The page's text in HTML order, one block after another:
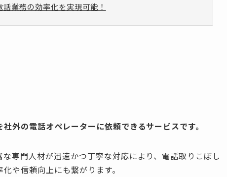
業務の効率化を実現可能！
外の電話オペレーターに依頼できるサービスです。
専門人材が迅速かつ丁寧な対応により、電話取りこぼし
や信頼向上にも繋がります。